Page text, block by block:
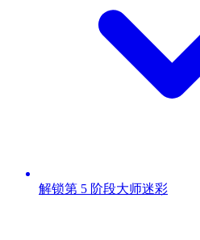
解锁第 5 阶段大师迷彩